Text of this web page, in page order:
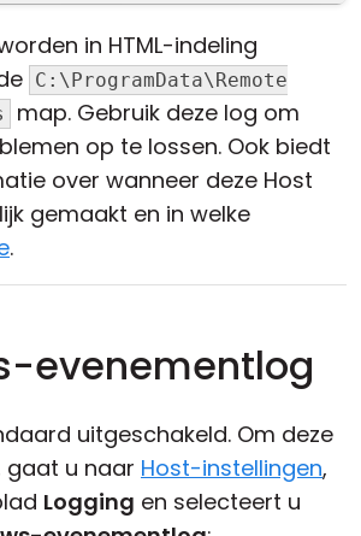
in HTML-indeling
C:\ProgramData\Remote
map. Gebruik deze log om
op te lossen. Ook biedt
over wanneer deze Host
gemaakt en in welke
.
evenementlog
uitgeschakeld. Om deze
gaat u naar Host-instellingen,
Logging en selecteert u